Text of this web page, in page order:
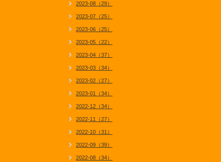
2023-08（29）
2023-07（25）
2023-06（25）
2023-05（22）
2023-04（37）
2023-03（34）
2023-02（27）
2023-01（34）
2022-12（34）
2022-11（27）
2022-10（31）
2022-09（39）
2022-08（34）